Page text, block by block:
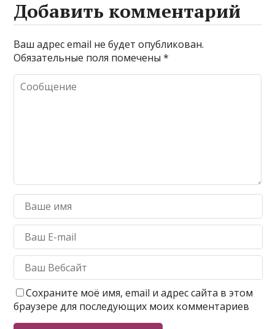
Добавить комментарий
Ваш адрес email не будет опубликован.
Обязательные поля помечены*
Сохраните моё имя, email и адрес сайта в этом
браузере для последующих моих комментариев